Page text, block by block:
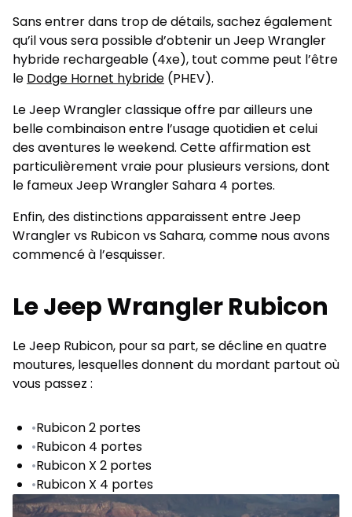
Sans entrer dans trop de détails, sachez également
qu’il vous sera possible d’obtenir un Jeep Wrangler
hybride rechargeable (4xe), tout comme peut l’être
le Dodge Hornet hybride (PHEV).
Le Jeep Wrangler classique offre par ailleurs une
belle combinaison entre l’usage quotidien et celui
des aventures le weekend. Cette affirmation est
particulièrement vraie pour plusieurs versions, dont
le fameux Jeep Wrangler Sahara 4 portes.
Enfin, des distinctions apparaissent entre Jeep
Wrangler vs Rubicon vs Sahara, comme nous avons
commencé à l’esquisser.
Le Jeep Wrangler Rubicon
Le Jeep Rubicon, pour sa part, se décline en quatre
moutures, lesquelles donnent du mordant partout où
vous passez :
•Rubicon 2 portes
•Rubicon 4 portes
•Rubicon X 2 portes
•Rubicon X 4 portes